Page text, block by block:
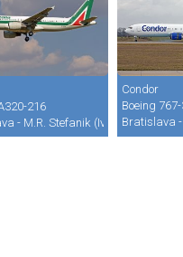
216
- M.R. Stefanik (Ivanka) (BTS /
Condor
Boeing 767-
Bratislava -